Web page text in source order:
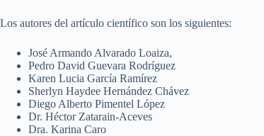
Los autores del artículo científico son los siguientes:
José Armando Alvarado Loaiza,
Pedro David Guevara Rodríguez
Karen Lucia García Ramírez
Sherlyn Haydee Hernández Chávez
Diego Alberto Pimentel López
Dr. Héctor Zatarain-Aceves
Dra. Karina Caro